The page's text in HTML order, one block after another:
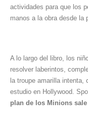
actividades para que los
manos a la obra desde la
A lo largo del libro, los
resolver laberintos,
la troupe amarilla
estudio en Hollywood.
plan de los Minions